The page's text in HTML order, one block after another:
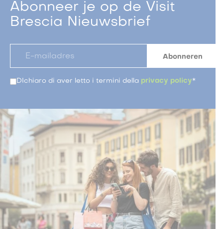
Abonneer je op de Visit
Brescia Nieuwsbrief
DIchiaro di aver letto i termini della privacy policy*